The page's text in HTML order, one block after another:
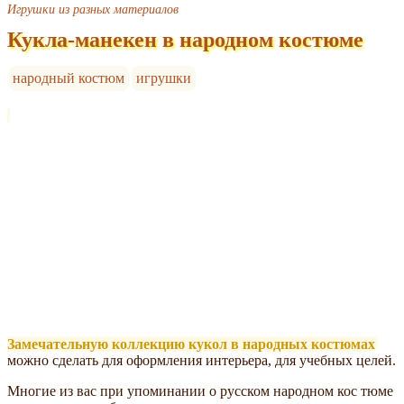
Игрушки из разных материалов
Кукла-манекен в народном костюме
народный костюм игрушки
Замечательную коллекцию кукол в народных костюмах
можно сделать для оформления интерьера, для учебных целей.
Многие из вас при упоминании о русском народном кос тюме